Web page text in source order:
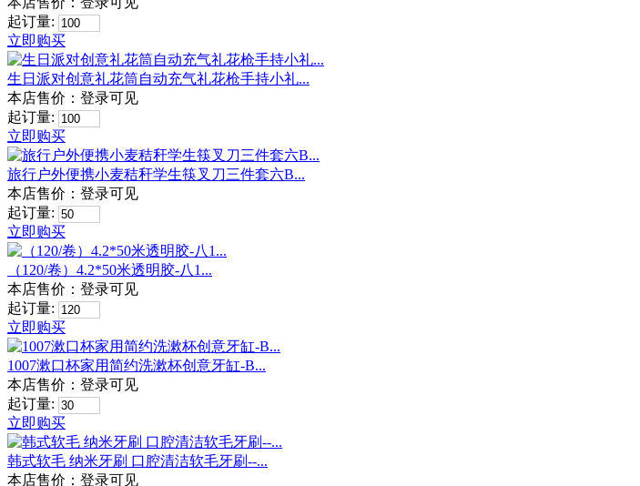
起订量:
立即购买
生日派对创意礼花筒自动充气礼花枪手持小礼...
本店售价： 登录可见
起订量:
立即购买
旅行户外便携小麦秸秆学生筷叉刀三件套六B...
本店售价： 登录可见
起订量:
立即购买
（120/卷）4.2*50米透明胶-八1...
本店售价： 登录可见
起订量:
立即购买
1007漱口杯家用简约洗漱杯创意牙缸-B...
本店售价： 登录可见
起订量:
立即购买
韩式软毛 纳米牙刷 口腔清洁软毛牙刷--...
本店售价： 登录可见